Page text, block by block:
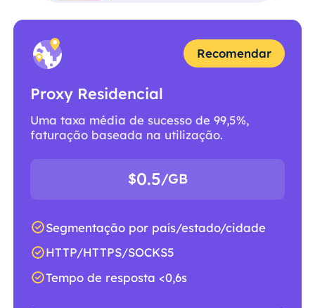
Recomendar
Proxy Residencial
Uma taxa média de sucesso de 99,5%,
faturação baseada na utilização.
$0.5/GB
Segmentação por país/estado/cidade
HTTP/HTTPS/SOCKS5
Tempo de resposta <0,6s